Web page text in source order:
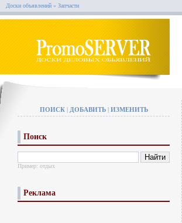
Доски объявлений » Запчасти
ПОИСК| ДОБАВИТЬ| ИЗМЕНИТЬ
Поиск
Пример: отдых
Реклама